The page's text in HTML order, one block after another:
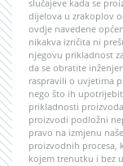
slučajeve kada se
dijelova u zrakoplov
ovdje navedene
nikakva izričita ni
njegovu prikladnost
da se obratite
raspravili o uvjetima
nego što ih
prikladnosti
proizvodi podložni
pravo na izmjenu
proizvodnih procesa,
kojem trenutku i bez